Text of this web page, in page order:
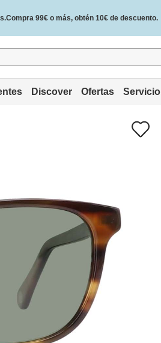
99€ o más, obtén 10€ de descuento.
30 días de garantía de devolución del dinero.
Discover Ofertas Servicio